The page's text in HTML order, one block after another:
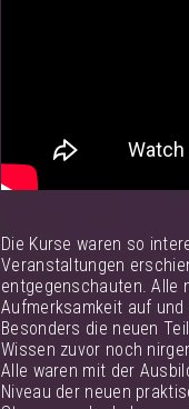
Die Kurse waren so
Veranstaltungen
entgegenschauten. Alle
Aufmerksamkeit auf
Besonders die neuen
Wissen zuvor noch
Alle waren mit der
Niveau der neuen